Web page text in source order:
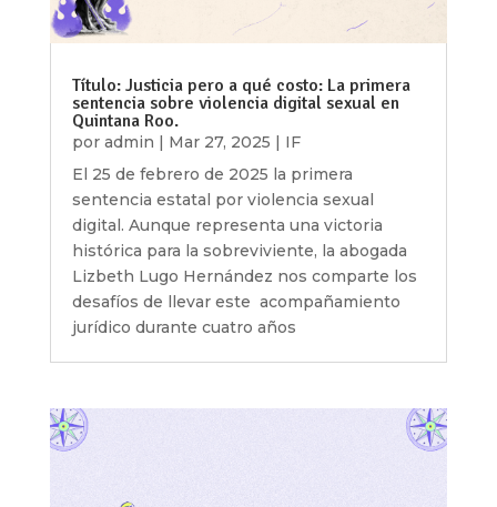
Título: Justicia pero a qué costo: La primera
sentencia sobre violencia digital sexual en
Quintana Roo.
por admin | Mar 27, 2025 | IF
El 25 de febrero de 2025 la primera
sentencia estatal por violencia sexual
digital. Aunque representa una victoria
histórica para la sobreviviente, la abogada
Lizbeth Lugo Hernández nos comparte los
desafíos de llevar este acompañamiento
jurídico durante cuatro años